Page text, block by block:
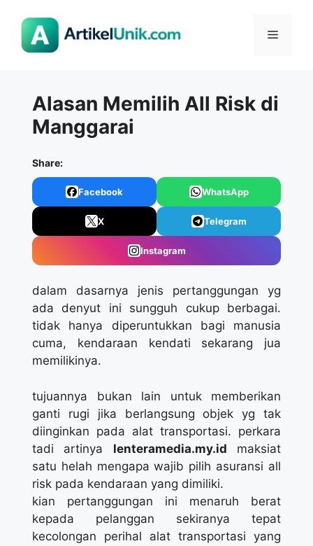
Menu
Alasan Memilih All Risk di
Manggarai
Share:
Facebook WhatsApp
X Telegram
Instagram
dalam dasarnya jenis pertanggungan yg
ada denyut ini sungguh cukup berbagai.
tidak hanya diperuntukkan bagi manusia
cuma, kendaraan kendati sekarang jua
memilikinya.
tujuannya bukan lain untuk memberikan
ganti rugi jika berlangsung objek yg tak
diinginkan pada alat transportasi. perkara
tadi artinya lenteramedia.my.id maksiat
satu helah mengapa wajib pilih asuransi all
risk pada kendaraan yang dimiliki.
kian pertanggungan ini menaruh berat
kepada pelanggan sekiranya tepat
kecolongan perihal alat transportasi yang